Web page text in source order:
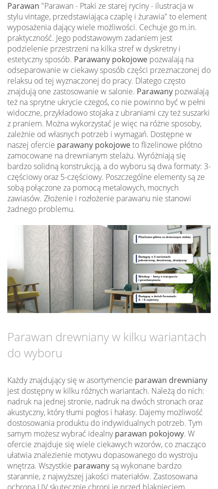
Parawan "Parawan - Ptaki ze starej ryciny - ilustracja w
stylu vintage, przedstawiająca czaplę i żurawia" to element
wyposażenia dający wiele możliwości. Cechuje go m.in.
praktyczność. Jego podstawowym zadaniem jest
podzielenie przestrzeni na kilka stref w dyskretny i
estetyczny sposób. Parawany pokojowe pozwalają na
odseparowanie w ciekawy sposób części przeznaczonej do
relaksu od tej wyznaczonej do pracy. Dlatego często
znajdują one zastosowanie w salonie. Parawany pozwalają
też na sprytne ukrycie czegoś, co nie powinno być w pełni
widoczne, przykładowo stojaka z ubraniami czy też suszarki
z praniem. Można wykorzystać je więc na różne sposoby,
zależnie od własnych potrzeb i wymagań. Dostępne w
naszej ofercie parawany pokojoweto flizelinowe płótno
zamocowane na drewnianym stelażu. Wyróżniają się
bardzo solidną konstrukcją, a do wyboru są dwa formaty: 3-
częściowy oraz 5-częściowy. Poszczególne elementy są ze
sobą połączone za pomocą metalowych, mocnych
zawiasów. Złożenie i rozłożenie parawanu nie stanowi
żadnego problemu.
Parawan drewniany w kilku wariantach
do wyboru
Każdy znajdujący się w asortymencie parawan drewniany
jest dostępny w kilku różnych wariantach. Należą do nich:
nadruk na jednej stronie, nadruk na dwóch stronach oraz
akustyczny, który tłumi pogłos i hałasy. Dajemy możliwość
dostosowania produktu do indywidualnych potrzeb. Tym
samym możesz wybrać idealnyparawan pokojowy. W
ofercie znajduje się wiele ciekawych wzorów, co znacząco
ułatwia znalezienie motywu dopasowanego do wystroju
wnętrza. Wszystkie parawanysą wykonane bardzo
starannie, z najwyższej jakości materiałów. Zastosowana